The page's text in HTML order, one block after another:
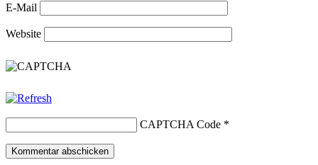
E-Mail
Website
CAPTCHA Code *